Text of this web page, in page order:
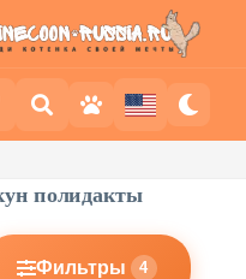
полидакты
Фильтры 4